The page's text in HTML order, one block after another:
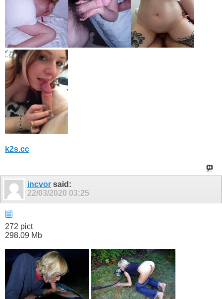
k2s.cc
incvor said:
22/03/2020 03:25
272 pict
298.09 Mb